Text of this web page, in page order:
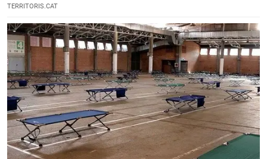
TERRITORIS.CAT